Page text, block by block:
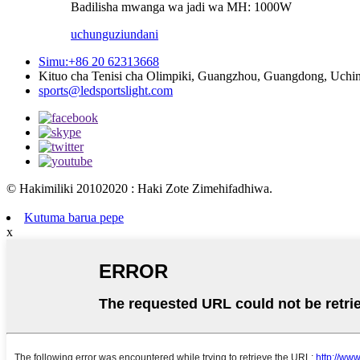
Badilisha mwanga wa jadi wa MH: 1000W
uchunguziundani
Simu:+86 20 62313668
Kituo cha Tenisi cha Olimpiki, Guangzhou, Guangdong,
sports@ledsportslight.com
© Hakimiliki 20102020 : Haki Zote Zimehifadhiwa.
Kutuma barua pepe
x